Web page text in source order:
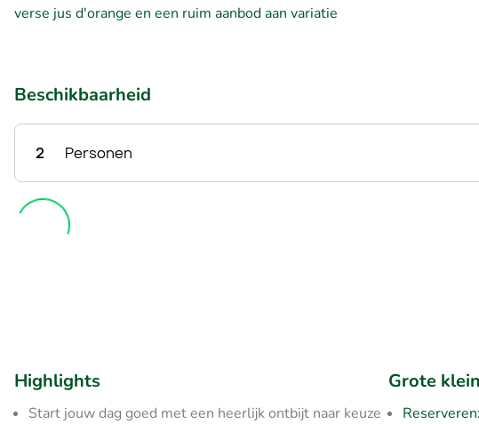
verse jus d'orange en een ruim aanbod aan variatie
Beschikbaarheid
2 Personen
Highlights
Start jouw dag goed met een heerlijk ontbijt naar keuze
Grote
Reserveren: